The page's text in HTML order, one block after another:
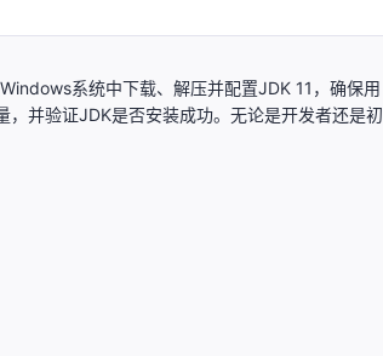
系统中下载、解压并配置JDK 11，确保用
，并验证JDK是否安装成功。无论是开发者还是初